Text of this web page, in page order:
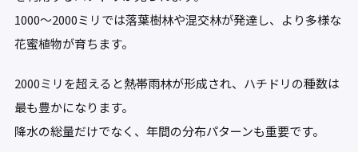
1000〜2000ミリでは落葉樹林や混交林が発達し、より多様な
花蜜植物が育ちます。
2000ミリを超えると熱帯雨林が形成され、ハチドリの種数は
最も豊かになります。
降水の総量だけでなく、年間の分布パターンも重要です。